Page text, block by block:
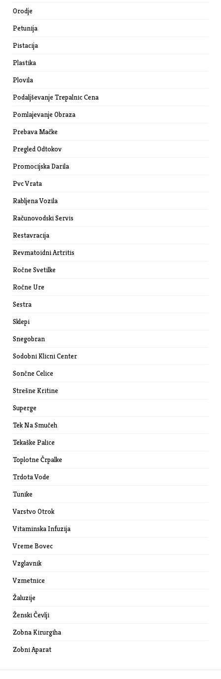
Orodje
Petunija
Pistacija
Plastika
Plovila
Podaljševanje Trepalnic Cena
Pomlajevanje Obraza
Prebava Mačke
Pregled Odtokov
Promocijska Darila
Pvc Vrata
Rabljena Vozila
Računovodski Servis
Restavracija
Revmatoidni Artritis
Ročne Svetilke
Ročne Ure
Sestra
Sklepi
Snegobran
Sodobni Klicni Center
Sončne Celice
Strešne Kritine
Superge
Tek Na Smučeh
Tekaške Palice
Toplotne Črpalke
Trdota Vode
Tunike
Varstvo Otrok
Vitaminska Infuzija
Vreme Bovec
Vzglavnik
Vzmetnice
Žaluzije
Ženski Čevlji
Zobna Kirurgiha
Zobni Aparat